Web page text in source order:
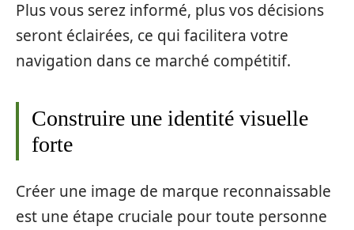
Plus vous serez informé, plus vos décisions
seront éclairées, ce qui facilitera votre
navigation dans ce marché compétitif.
Construire une identité visuelle
forte
Créer une image de marque reconnaissable
est une étape cruciale pour toute personne